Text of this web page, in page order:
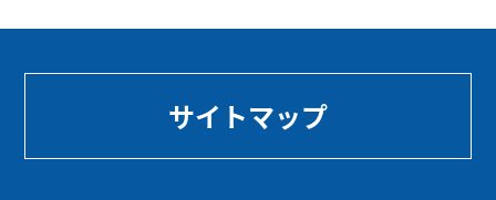
サイトマップ